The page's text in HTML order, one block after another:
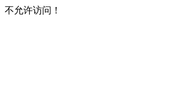
不允许访问！